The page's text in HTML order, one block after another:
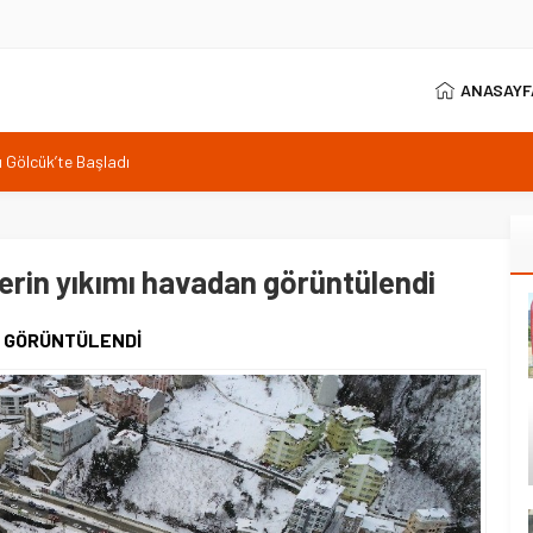
Başladı
protokolü karşıladı
yıkımı havadan görüntülendi